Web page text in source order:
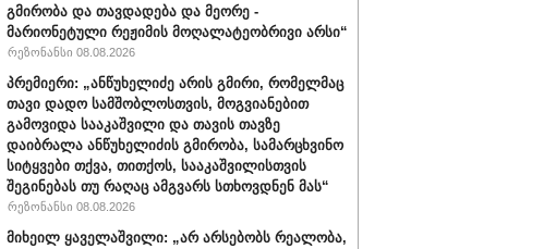
გმირობა და თავდადება და მეორე -
მარიონეტული რეჟიმის მოღალატეობრივი არსი“
რეზონანსი 08.08.2026
პრემიერი: „ანწუხელიძე არის გმირი, რომელმაც
თავი დადო სამშობლოსთვის, მოგვიანებით
გამოვიდა სააკაშვილი და თავის თავზე
დაიბრალა ანწუხელიძის გმირობა, სამარცხვინო
სიტყვები თქვა, თითქოს, სააკაშვილისთვის
შეგინებას თუ რაღაც ამგვარს სთხოვდნენ მას“
რეზონანსი 08.08.2026
მიხეილ ყაველაშვილი: „არ არსებობს რეალობა,